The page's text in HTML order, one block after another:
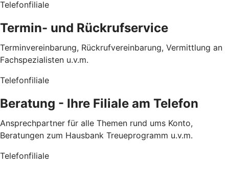
Telefonfiliale
Termin- und Rückrufservice
Terminvereinbarung, Rückrufvereinbarung, Vermittlung an
Fachspezialisten u.v.m.
Telefonfiliale
Beratung - Ihre Filiale am Telefon
Ansprechpartner für alle Themen rund ums Konto,
Beratungen zum Hausbank Treueprogramm u.v.m.
Telefonfiliale